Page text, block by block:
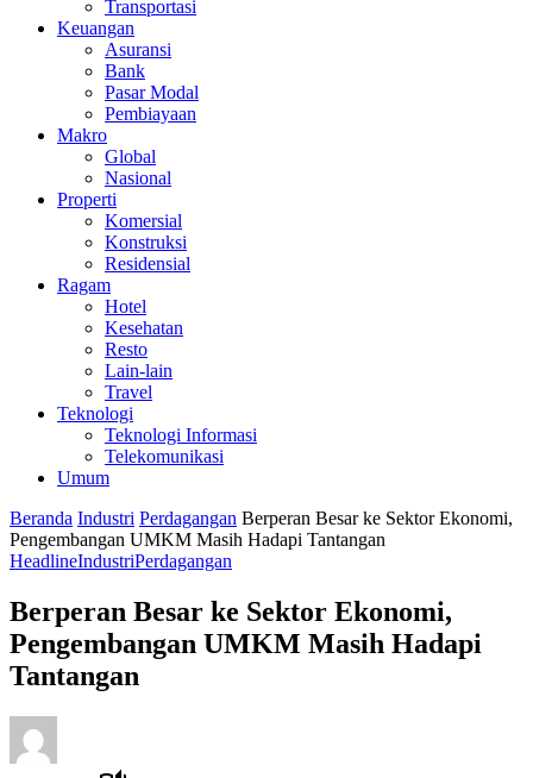
Transportasi
Keuangan
Asuransi
Bank
Pasar Modal
Pembiayaan
Makro
Global
Nasional
Properti
Komersial
Konstruksi
Residensial
Ragam
Hotel
Kesehatan
Resto
Lain-lain
Travel
Teknologi
Teknologi Informasi
Telekomunikasi
Umum
Beranda Industri Perdagangan Berperan Besar ke Sektor Ekonomi,
Pengembangan UMKM Masih Hadapi Tantangan
HeadlineIndustriPerdagangan
Berperan Besar ke Sektor Ekonomi,
Pengembangan UMKM Masih Hadapi
Tantangan